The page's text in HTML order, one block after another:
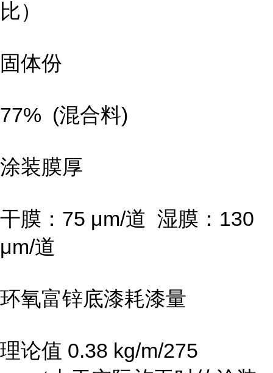
比）
固体份
77% (混合料)
涂装膜厚
干膜：75 μm/道 湿膜：130
μm/道
环氧富锌底漆耗漆量
理论值 0.38 kg/m/275